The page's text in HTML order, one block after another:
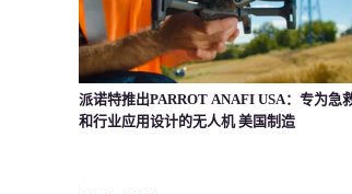
派诺特推出PARROT ANAFI USA：专为急
和行业应用设计的无人机 美国制造